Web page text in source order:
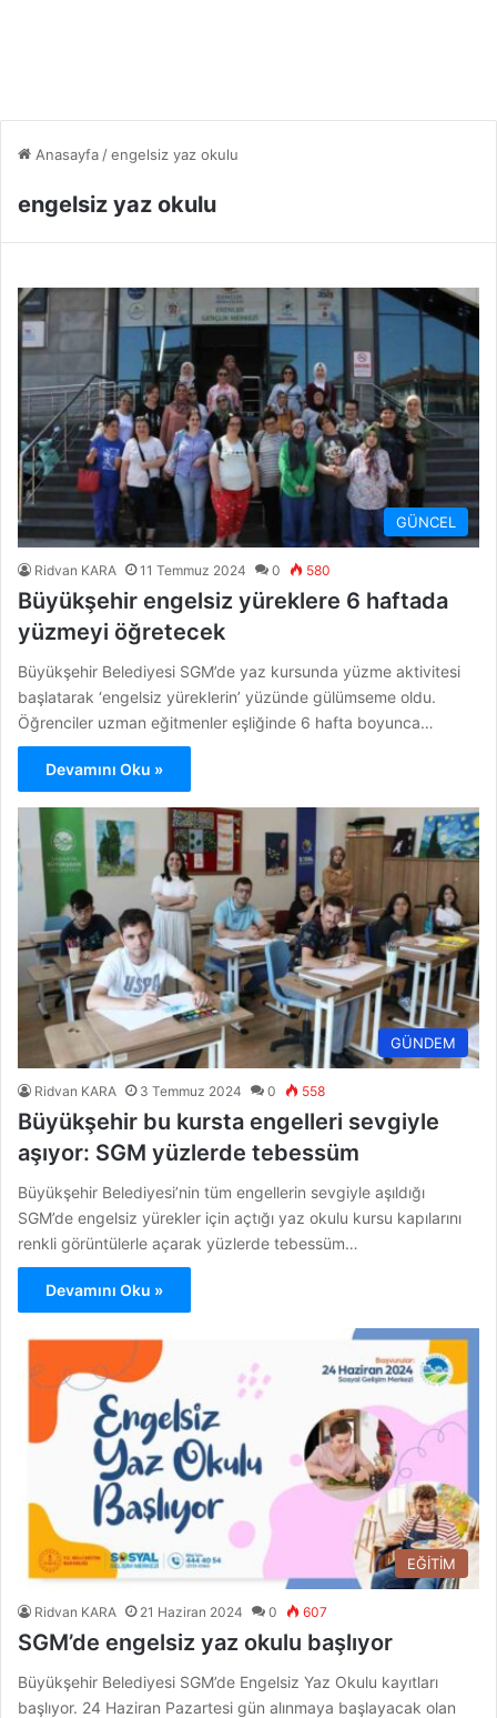
Anasayfa /engelsiz yaz okulu
engelsiz yaz okulu
GÜNCEL
Ridvan KARA 11 Temmuz 2024 0 580
Büyükşehir engelsiz yüreklere 6 haftada
yüzmeyi öğretecek
Büyükşehir Belediyesi SGM’de yaz kursunda yüzme aktivitesi
başlatarak ‘engelsiz yüreklerin’ yüzünde gülümseme oldu.
Öğrenciler uzman eğitmenler eşliğinde 6 hafta boyunca…
Devamını Oku »
GÜNDEM
Ridvan KARA 3 Temmuz 2024 0 558
Büyükşehir bu kursta engelleri sevgiyle
aşıyor: SGM yüzlerde tebessüm
Büyükşehir Belediyesi’nin tüm engellerin sevgiyle aşıldığı
SGM’de engelsiz yürekler için açtığı yaz okulu kursu kapılarını
renkli görüntülerle açarak yüzlerde tebessüm…
Devamını Oku »
EĞİTİM
Ridvan KARA 21 Haziran 2024 0 607
SGM’de engelsiz yaz okulu başlıyor
Büyükşehir Belediyesi SGM’de Engelsiz Yaz Okulu kayıtları
başlıyor. 24 Haziran Pazartesi gün alınmaya başlayacak olan